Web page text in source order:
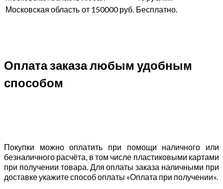
Московская область от 150000 руб. Бесплатно.
Оплата заказа любым удобным
способом
Покупки можно оплатить при помощи наличного или
безналичного расчёта, в том числе пластиковыми картами
при получении товара. Для оплаты заказа наличными при
доставке укажите способ оплаты «Оплата при получении».